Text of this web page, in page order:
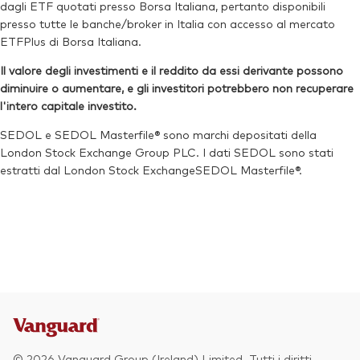
Ticker di borsa:V3EA
ISIN: IE000QUOSE01
Reuters:V3DAN.MX
SEDOL:BNTBNG1
dagli ETF quotati presso Borsa Italiana, pertanto disponibili
presso tutte le banche/broker in Italia con accesso al mercato
ETFPlus di Borsa Italiana.
Il valore degli investimenti e il reddito da essi derivante possono
diminuire o aumentare, e gli investitori potrebbero non recuperare
l'intero capitale investito.
SEDOL e SEDOL Masterfile® sono marchi depositati della
London Stock Exchange Group PLC. I dati SEDOL sono stati
estratti dal London Stock ExchangeSEDOL Masterfile®.